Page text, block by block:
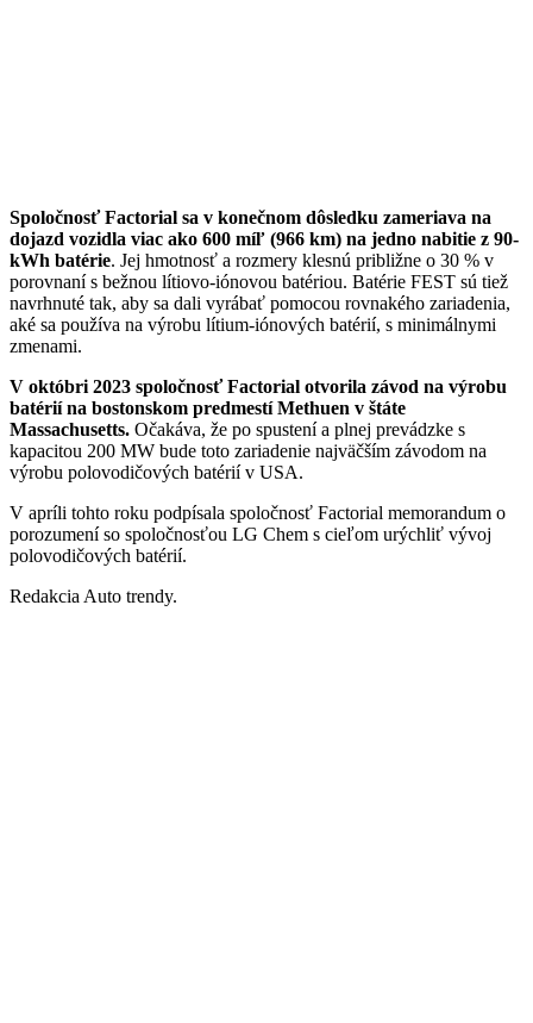
Spoločnosť Factorial sa v konečnom dôsledku zameriava na
dojazd vozidla viac ako 600 míľ (966 km) na jedno nabitie z 90-
kWh batérie. Jej hmotnosť a rozmery klesnú približne o 30 % v
porovnaní s bežnou lítiovo-iónovou batériou. Batérie FEST sú tiež
navrhnuté tak, aby sa dali vyrábať pomocou rovnakého zariadenia,
aké sa používa na výrobu lítium-iónových batérií, s minimálnymi
zmenami.
V októbri 2023 spoločnosť Factorial otvorila závod na výrobu
batérií na bostonskom predmestí Methuen v štáte
Massachusetts. Očakáva, že po spustení a plnej prevádzke s
kapacitou 200 MW bude toto zariadenie najväčším závodom na
výrobu polovodičových batérií v USA.
V apríli tohto roku podpísala spoločnosť Factorial memorandum o
porozumení so spoločnosťou LG Chem s cieľom urýchliť vývoj
polovodičových batérií.
Redakcia Auto trendy.